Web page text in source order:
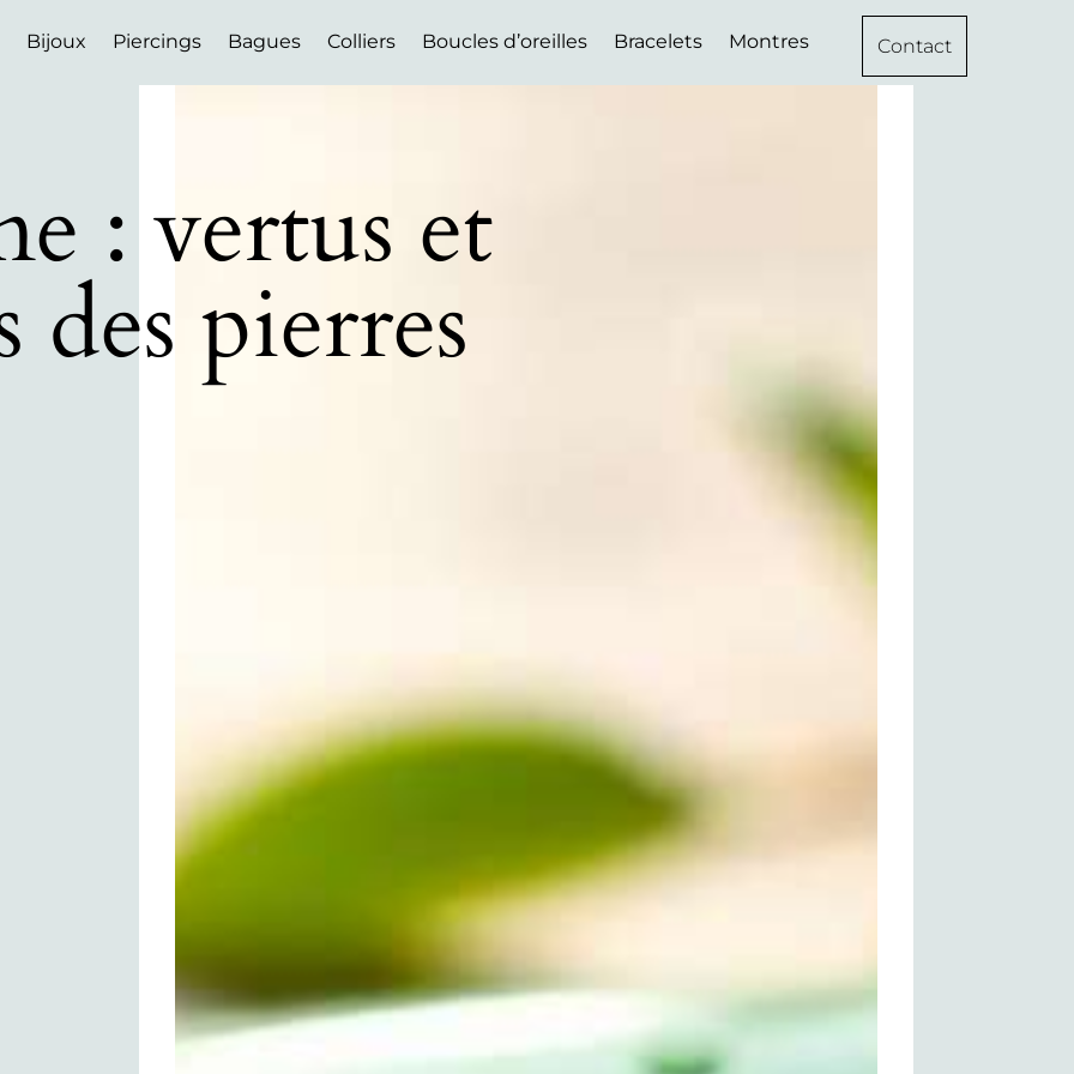
Bijoux Piercings Bagues Colliers Boucles d’oreilles Bracelets Montres Contact
: vertus et
pierres